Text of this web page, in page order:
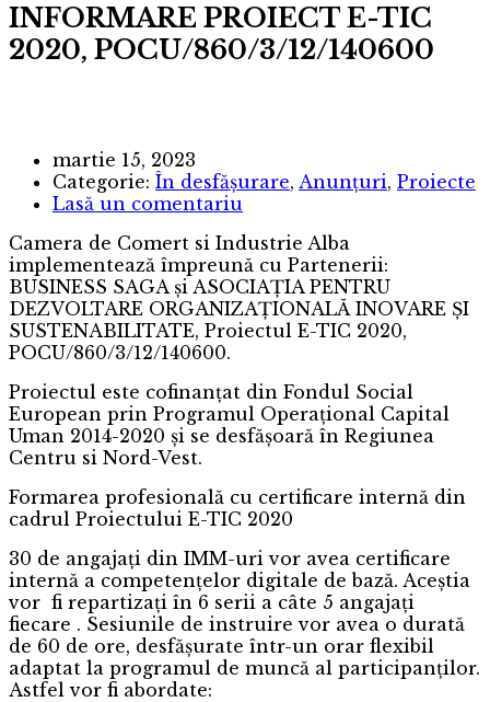
INFORMARE PROIECT E-TIC
2020, POCU/860/3/12/140600
martie 15, 2023
Categorie: În desfășurare, Anunțuri, Proiecte
Lasă un comentariu
Camera de Comert si Industrie Alba
implementează împreună cu Partenerii:
BUSINESS SAGA și ASOCIAȚIA PENTRU
DEZVOLTARE ORGANIZAȚIONALĂ INOVARE ȘI
SUSTENABILITATE, Proiectul E-TIC 2020,
POCU/860/3/12/140600.
Proiectul este cofinanțat din Fondul Social
European prin Programul Operațional Capital
Uman 2014-2020 și se desfășoară în Regiunea
Centru si Nord-Vest.
Formarea profesională cu certificare internă din
cadrul Proiectului E-TIC 2020
30 de angajați din IMM-uri vor avea certificare
internă a competențelor digitale de bază. Aceștia
vor fi repartizați în 6 serii a câte 5 angajați
fiecare . Sesiunile de instruire vor avea o durată
de 60 de ore, desfășurate într-un orar flexibil
adaptat la programul de muncă al participanților.
Astfel vor fi abordate: